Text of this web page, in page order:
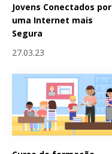
Jovens Conectados por
uma Internet mais
Segura
27.03.23